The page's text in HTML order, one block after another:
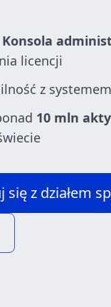
Konsola
licencji
z systemem
10 mln
się z działem